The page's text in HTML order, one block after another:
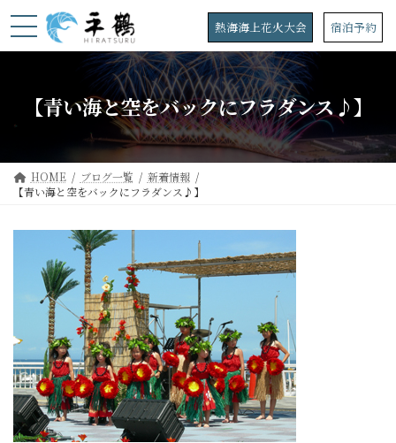
ン
プ
ビ
動
熱海海上花火大会 宿泊予約
【青い海と空をバックにフラダンス♪】
HOME ブログ一覧
新着情報
【青い海と空をバックにフラダンス♪】